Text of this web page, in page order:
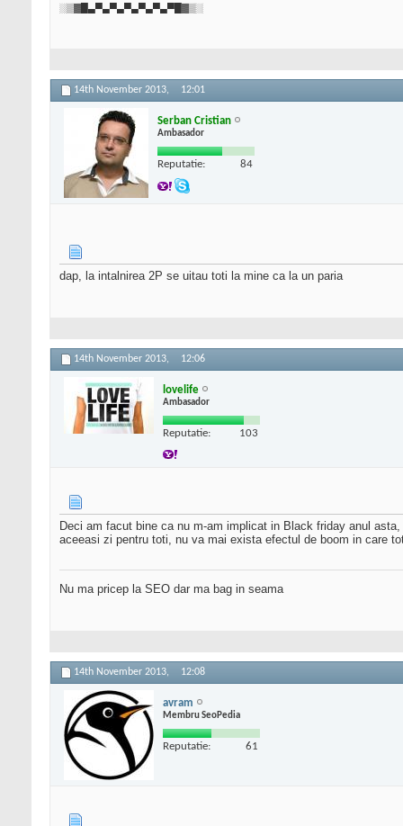
░▒▓█▄▀▄▀▄▀▄▀▄▀▄▀█▓▒░
14th November 2013, 12:01
Serban Cristian
Ambasador
Reputatie: 84
dap, la intalnirea 2P se uitau toti la mine ca la un paria
14th November 2013, 12:06
lovelife
Ambasador
Reputatie: 103
Deci am facut bine ca nu m-am implicat in Black friday anul
aceeasi zi pentru toti, nu va mai exista efectul de boom in care
Nu ma pricep la SEO dar ma bag in seama
14th November 2013, 12:08
avram
Membru SeoPedia
Reputatie: 61